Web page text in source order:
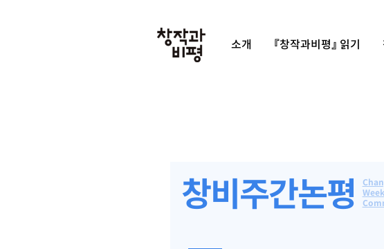
소개 『창작과비평』 읽기
창비주간논평